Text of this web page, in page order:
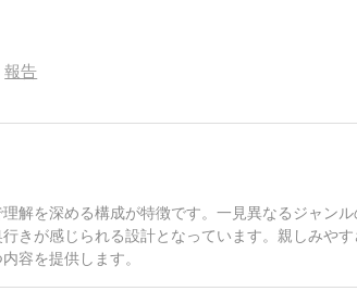
報告
解を深める構成が特徴です。一見異なるジャン
きが感じられる設計となっています。親しみやす
容を提供します。